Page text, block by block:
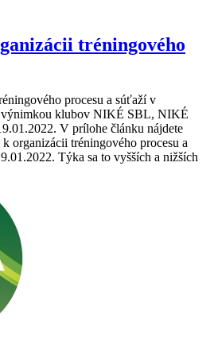
tréningového
procesu a súťaží v
výnimkou klubov NIKÉ SBL, NIKÉ
V prílohe článku nájdete
organizácii tréningového procesu a
Týka sa to vyšších a nižších